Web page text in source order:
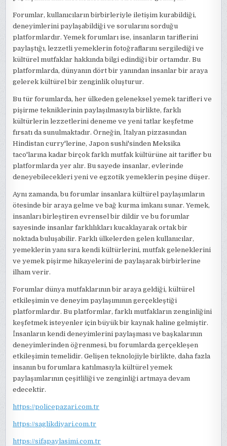
Forumlar, kullanıcıların birbirleriyle iletişim kurabildiği,
deneyimlerini paylaşabildiği ve sorularını sorduğu
platformlardır. Yemek forumları ise, insanların tariflerini
paylaştığı, lezzetli yemeklerin fotoğraflarını sergilediği ve
kültürel mutfaklar hakkında bilgi edindiği bir ortamdır. Bu
platformlarda, dünyanın dört bir yanından insanlar bir araya
gelerek kültürel bir zenginlik oluşturur.
Bu tür forumlarda, her ülkeden geleneksel yemek tarifleri ve
pişirme tekniklerinin paylaşılmasıyla birlikte, farklı
kültürlerin lezzetlerini deneme ve yeni tatlar keşfetme
fırsatı da sunulmaktadır. Örneğin, İtalyan pizzasından
Hindistan curry'lerine, Japon sushi'sinden Meksika
taco'larına kadar birçok farklı mutfak kültürüne ait tarifler bu
platformlarda yer alır. Bu sayede insanlar, evlerinde
deneyebilecekleri yeni ve egzotik yemeklerin peşine düşer.
Aynı zamanda, bu forumlar insanlara kültürel paylaşımların
ötesinde bir araya gelme ve bağ kurma imkanı sunar. Yemek,
insanları birleştiren evrensel bir dildir ve bu forumlar
sayesinde insanlar farklılıkları kucaklayarak ortak bir
noktada buluşabilir. Farklı ülkelerden gelen kullanıcılar,
yemeklerin yanı sıra kendi kültürlerini, mutfak geleneklerini
ve yemek pişirme hikayelerini de paylaşarak birbirlerine
ilham verir.
Forumlar dünya mutfaklarının bir araya geldiği, kültürel
etkileşimin ve deneyim paylaşımının gerçekleştiği
platformlardır. Bu platformlar, farklı mutfakların zenginliğini
keşfetmek isteyenler için büyük bir kaynak haline gelmiştir.
İnsanların kendi deneyimlerini paylaşması ve başkalarının
deneyimlerinden öğrenmesi, bu forumlarda gerçekleşen
etkileşimin temelidir. Gelişen teknolojiyle birlikte, daha fazla
insanın bu forumlara katılmasıyla kültürel yemek
paylaşımlarının çeşitliliği ve zenginliği artmaya devam
edecektir.
https://policepazari.com.tr
https://saglikdiyari.com.tr
https://sifapaylasimi.com.tr